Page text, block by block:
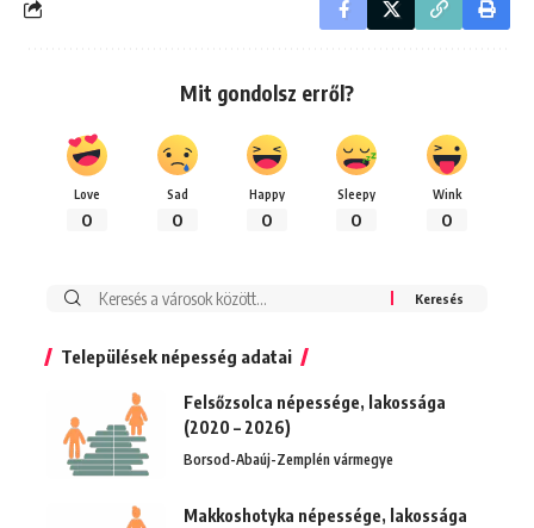
Mit gondolsz erről?
Love
0
Sad
0
Happy
0
Sleepy
0
Wink
0
Keresés:
Települések népesség adatai
Felsőzsolca népessége, lakossága
(2020 – 2026)
Borsod-Abaúj-Zemplén vármegye
Makkoshotyka népessége, lakossága